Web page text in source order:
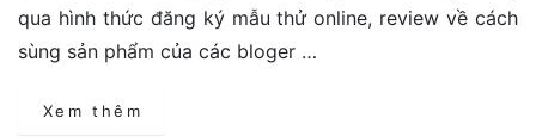
qua hình thức đăng ký mẫu thử online, review về cách
sùng sản phẩm của các bloger …
Xem thêm